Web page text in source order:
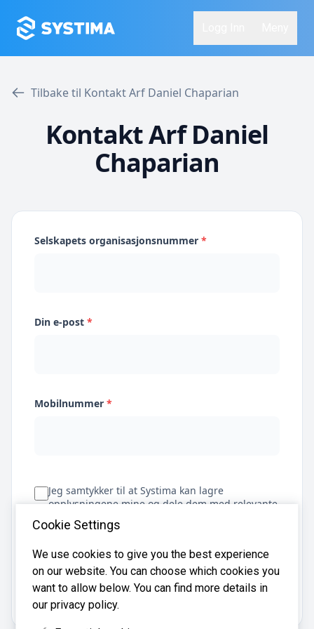
Tilbake til Kontakt Arf Daniel Chaparian
Kontakt Arf Daniel
Chaparian
Selskapets organisasjonsnummer *
Din e-post *
Mobilnummer *
Jeg samtykker til at Systima kan lagre
opplysningene mine og dele dem med relevante
regnskapsbyråer for å hjelpe meg å finne
regnskapsfører
Få tilbud
Cookie Settings
We use cookies to give you the best experience
on our website. You can choose which cookies you
want to allow below. You can find more details in
our privacy policy.